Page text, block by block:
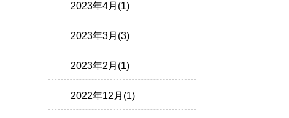
2023年4月(1)
2023年3月(3)
2023年2月(1)
2022年12月(1)